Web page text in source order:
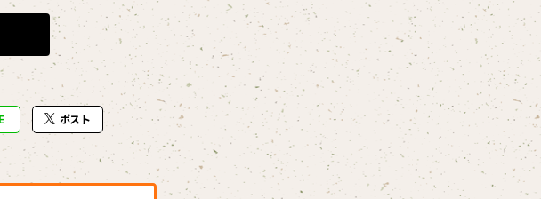
ポスト